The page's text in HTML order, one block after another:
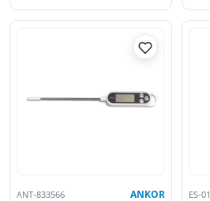
ANT-833566 ANKOR ES-